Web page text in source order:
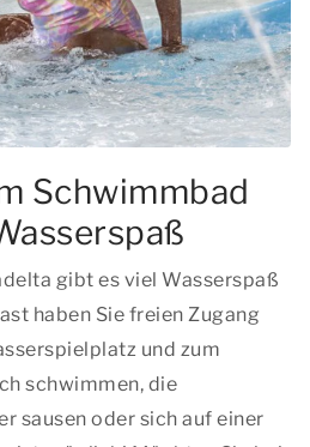
Schwimmbad
gibt es viel Wasserspaß
haben Sie freien Zugang
und zum
schwimmen, die
sausen oder sich auf einer